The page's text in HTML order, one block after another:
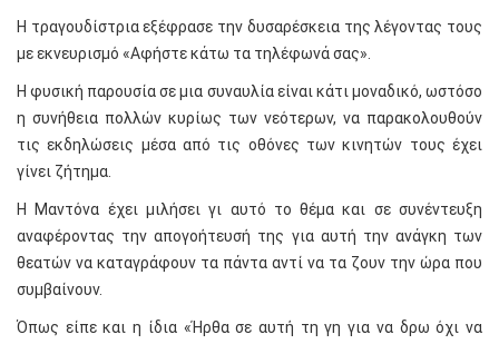
Η τραγουδίστρια εξέφρασε την δυσαρέσκεια της λέγοντας τους
με εκνευρισμό «Αφήστε κάτω τα τηλέφωνά σας».
Η φυσική παρουσία σε μια συναυλία είναι κάτι μοναδικό, ωστόσο
η συνήθεια πολλών κυρίως των νεότερων, να παρακολουθούν
τις εκδηλώσεις μέσα από τις οθόνες των κινητών τους έχει
γίνει ζήτημα.
Η Μαντόνα έχει μιλήσει γι αυτό το θέμα και σε συνέντευξη
αναφέροντας την απογοήτευσή της για αυτή την ανάγκη των
θεατών να καταγράφουν τα πάντα αντί να τα ζουν την ώρα που
συμβαίνουν.
Όπως είπε και η ίδια «Ήρθα σε αυτή τη γη για να δρω όχι να